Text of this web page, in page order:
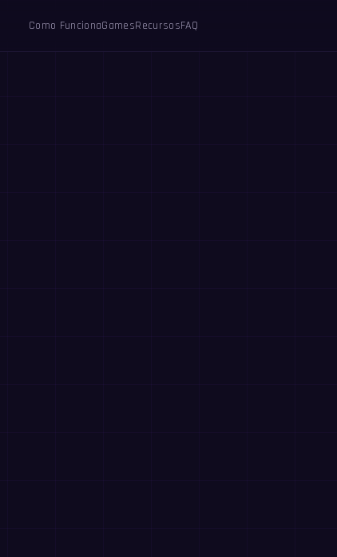
Como FuncionaGamesRecursosFAQ